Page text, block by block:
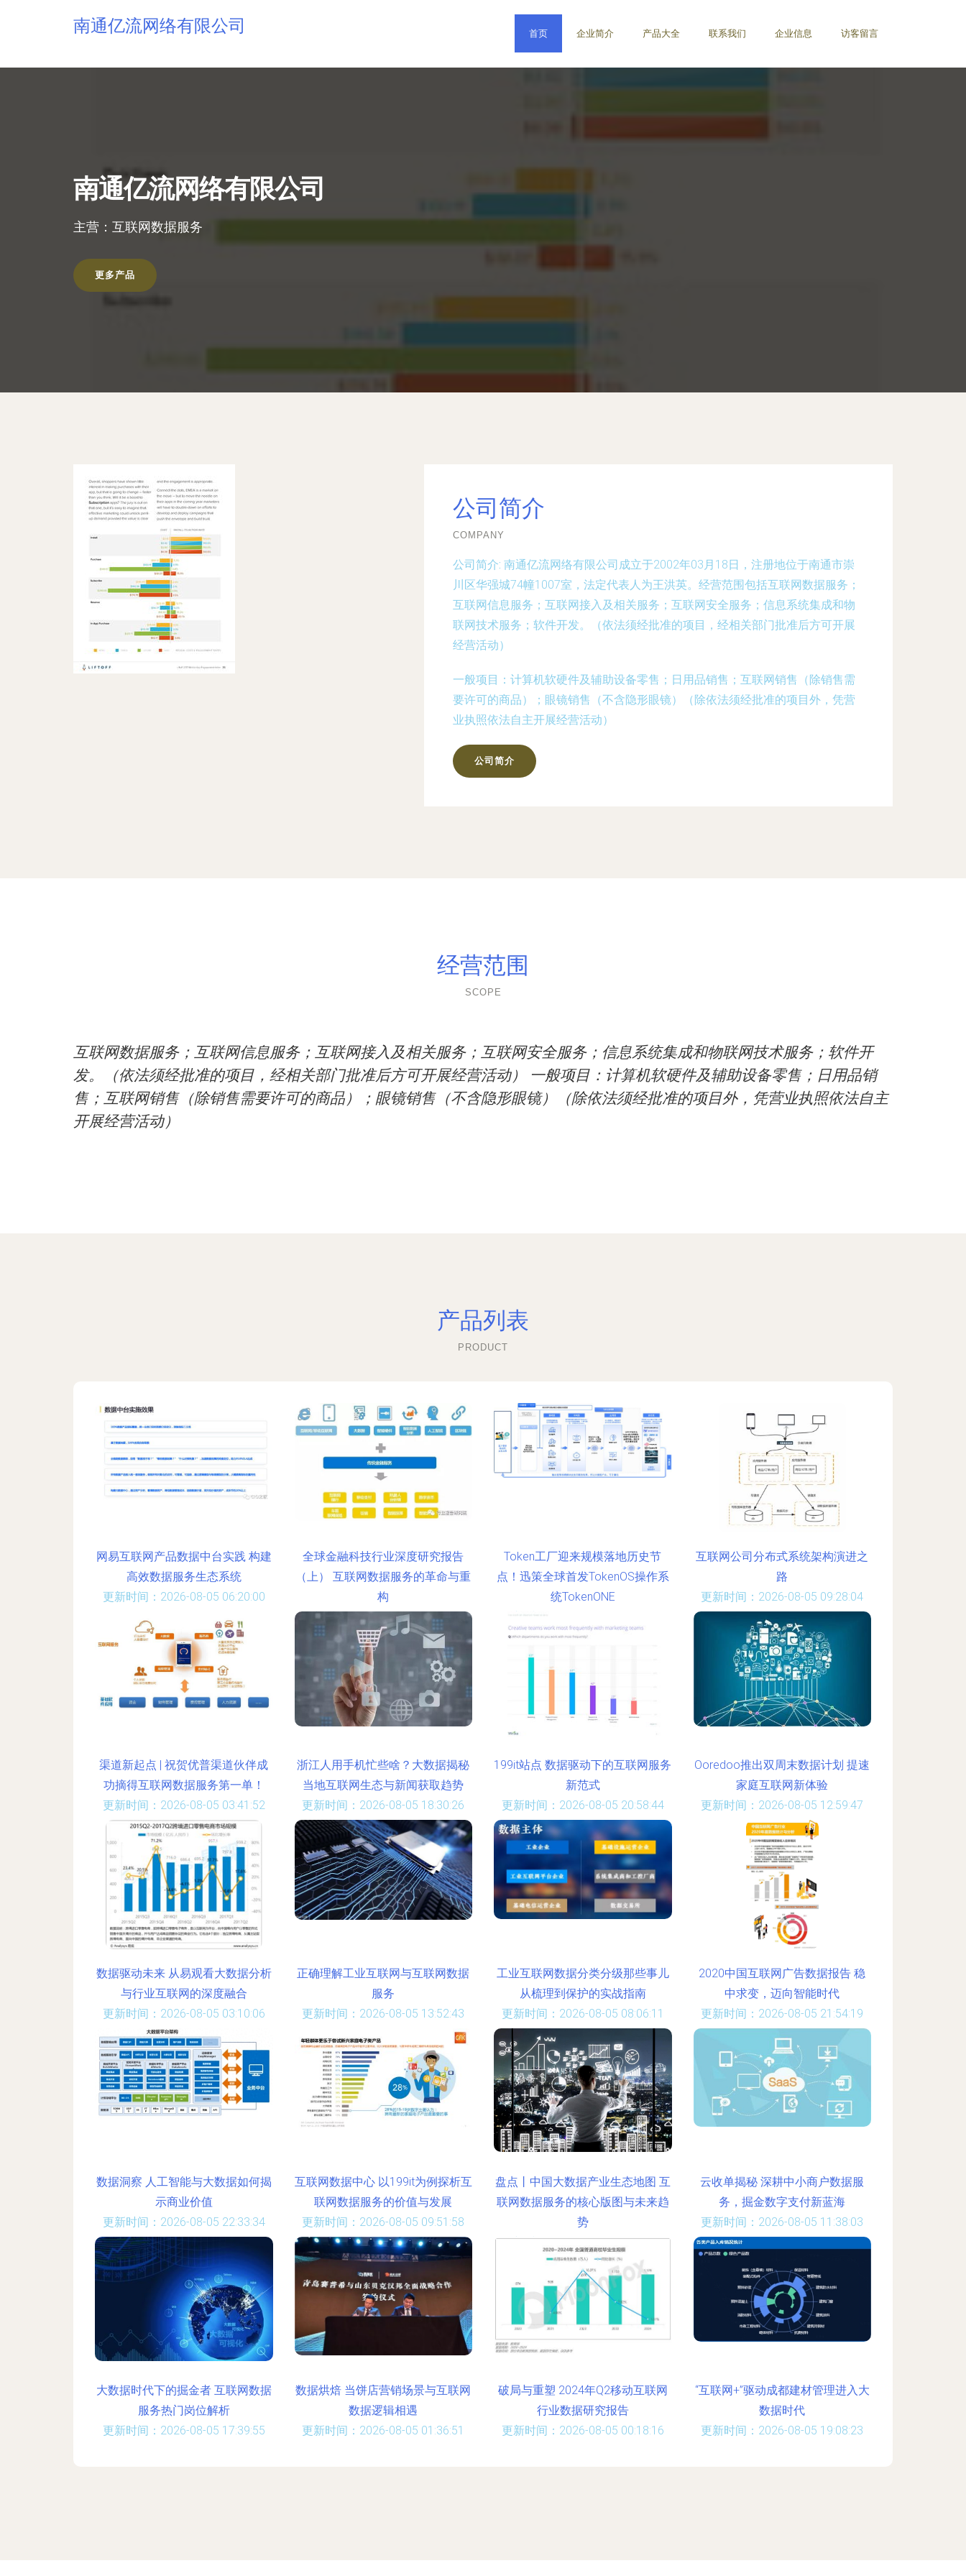
南通亿流网络有限公司 首页 企业简介 产品大全 联系我们 企业信息 访客留言
南通亿流网络有限公司
主营：互联网数据服务
更多产品
公司简介
COMPANY
公司简介: 南通亿流网络有限公司成立于2002年03月18日，注册地位于南通市崇
川区华强城74幢1007室，法定代表人为王洪英。经营范围包括互联网数据服务；
互联网信息服务；互联网接入及相关服务；互联网安全服务；信息系统集成和物
联网技术服务；软件开发。（依法须经批准的项目，经相关部门批准后方可开展
经营活动）
一般项目：计算机软硬件及辅助设备零售；日用品销售；互联网销售（除销售需
要许可的商品）；眼镜销售（不含隐形眼镜）（除依法须经批准的项目外，凭营
业执照依法自主开展经营活动）
公司简介
经营范围
SCOPE
互联网数据服务；互联网信息服务；互联网接入及相关服务；互联网安全服务；信息系统集成和物联网技术服务；软件开
发。（依法须经批准的项目，经相关部门批准后方可开展经营活动） 一般项目：计算机软硬件及辅助设备零售；日用品销
售；互联网销售（除销售需要许可的商品）；眼镜销售（不含隐形眼镜）（除依法须经批准的项目外，凭营业执照依法自主
开展经营活动）
产品列表
PRODUCT
网易互联网产品数据中台实践 构建
高效数据服务生态系统
更新时间：2026-08-05 06:20:00
全球金融科技行业深度研究报告
（上） 互联网数据服务的革命与重
构
更新时间：2026-08-05 04:27:10
Token工厂迎来规模落地历史节
点！迅策全球首发TokenOS操作系
统TokenONE
更新时间：2026-08-05 11:17:50
互联网公司分布式系统架构演进之
路
更新时间：2026-08-05 09:28:04
渠道新起点 | 祝贺优普渠道伙伴成
功摘得互联网数据服务第一单！
更新时间：2026-08-05 03:41:52
浙江人用手机忙些啥？大数据揭秘
当地互联网生态与新闻获取趋势
更新时间：2026-08-05 18:30:26
199it站点 数据驱动下的互联网服务
新范式
更新时间：2026-08-05 20:58:44
Ooredoo推出双周末数据计划 提速
家庭互联网新体验
更新时间：2026-08-05 12:59:47
数据驱动未来 从易观看大数据分析
与行业互联网的深度融合
更新时间：2026-08-05 03:10:06
正确理解工业互联网与互联网数据
服务
更新时间：2026-08-05 13:52:43
工业互联网数据分类分级那些事儿
从梳理到保护的实战指南
更新时间：2026-08-05 08:06:11
2020中国互联网广告数据报告 稳
中求变，迈向智能时代
更新时间：2026-08-05 21:54:19
数据洞察 人工智能与大数据如何揭
示商业价值
更新时间：2026-08-05 22:33:34
互联网数据中心 以199it为例探析互
联网数据服务的价值与发展
更新时间：2026-08-05 09:51:58
盘点丨中国大数据产业生态地图 互
联网数据服务的核心版图与未来趋
势
更新时间：2026-08-05 17:19:55
云收单揭秘 深耕中小商户数据服
务，掘金数字支付新蓝海
更新时间：2026-08-05 11:38:03
大数据时代下的掘金者 互联网数据
服务热门岗位解析
更新时间：2026-08-05 17:39:55
数据烘焙 当饼店营销场景与互联网
数据逻辑相遇
更新时间：2026-08-05 01:36:51
破局与重塑 2024年Q2移动互联网
行业数据研究报告
更新时间：2026-08-05 00:18:16
“互联网+”驱动成都建材管理进入大
数据时代
更新时间：2026-08-05 19:08:23